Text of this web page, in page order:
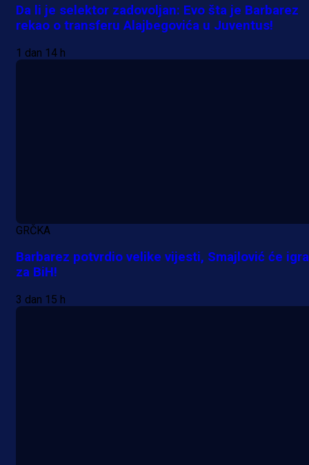
Da li je selektor zadovoljan: Evo šta je Barbarez
rekao o transferu Alajbegovića u Juventus!
1 dan 14 h
GRČKA
Barbarez potvrdio velike vijesti, Smajlović će
za BiH!
3 dan 15 h